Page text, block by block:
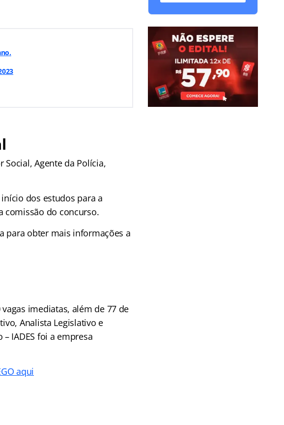
Social, Agente da Polícia,
dos estudos para a
comissão do concurso.
para obter mais informações a
imediatas, além de 77 de
Analista Legislativo e
IADES foi a empresa
aqui